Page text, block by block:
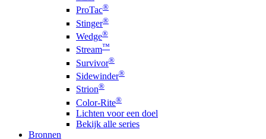
ProTac®
Stinger®
Wedge®
Stream™
Survivor®
Sidewinder®
Strion®
Color-Rite®
Lichten voor een doel
Bekijk alle series
Bronnen